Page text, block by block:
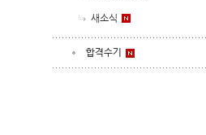
새소식
합격수기